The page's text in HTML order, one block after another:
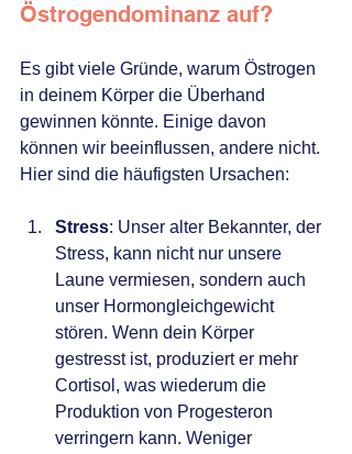
Östrogendominanz auf?
Es gibt viele Gründe, warum Östrogen
in deinem Körper die Überhand
gewinnen könnte. Einige davon
können wir beeinflussen, andere nicht.
Hier sind die häufigsten Ursachen:
Stress: Unser alter Bekannter, der
Stress, kann nicht nur unsere
Laune vermiesen, sondern auch
unser Hormongleichgewicht
stören. Wenn dein Körper
gestresst ist, produziert er mehr
Cortisol, was wiederum die
Produktion von Progesteron
verringern kann. Weniger